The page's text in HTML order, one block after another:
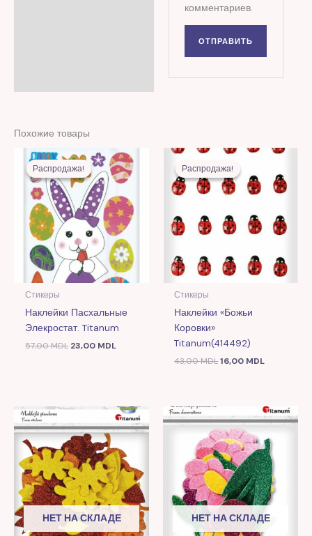
комментариев.
Похожие товары
Распродажа!
Распродажа!
Стикеры
Наклейки Пасхальные
Элекростат. Titanum
57,00MDL
Первоначальная
цена
составляла
57,00 MDL.
23,00 MDL
Текущая
цена:
23,00 MDL.
Распродажа!
Распродажа!
Стикеры
Наклейки «Божьи
Коровки»
Titanum(414492)
43,00MDL
Первоначальная
цена
составляла
43,00 MDL.
16,00 MDL
Текущая
16,00 MDL.
НЕТ НА СКЛАДЕ НЕТ НА СКЛАДЕ